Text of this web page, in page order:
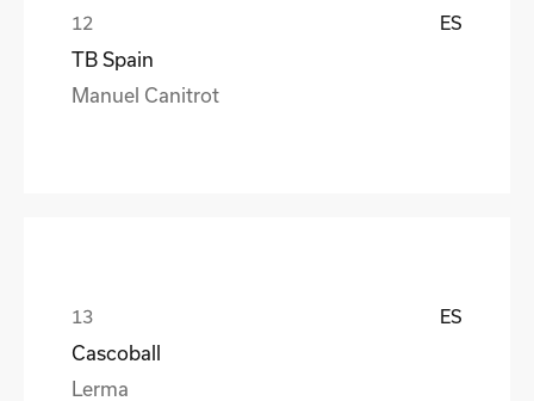
ES
TB Spain
Manuel Canitrot
ES
Cascoball
Lerma